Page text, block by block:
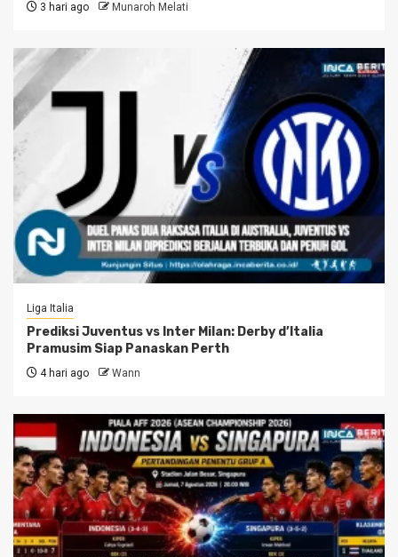
3 hari ago Munaroh Melati
Liga Italia
Prediksi Juventus vs Inter Milan: Derby d’Italia
Pramusim Siap Panaskan Perth
4 hari ago Wann